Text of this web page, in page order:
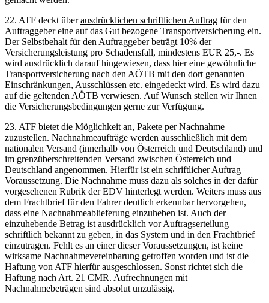
22. ATF deckt überausdrücklichen schriftlichen Auftrag für den
Auftraggeber eine auf das Gut bezogene Transportversicherung ein.
Der Selbstbehalt für den Auftraggeber beträgt 10% der
Versicherungsleistung pro Schadensfall, mindestens EUR 25,-. Es
wird ausdrücklich darauf hingewiesen, dass hier eine gewöhnliche
Transportversicherung nach den AÖTB mit den dort genannten
Einschränkungen, Ausschlüssen etc. eingedeckt wird. Es wird dazu
auf die geltenden AÖTB verwiesen. Auf Wunsch stellen wir Ihnen
die Versicherungsbedingungen gerne zur Verfügung.
23. ATF bietet die Möglichkeit an, Pakete per Nachnahme
zuzustellen. Nachnahmeaufträge werden ausschließlich mit dem
nationalen Versand (innerhalb von Österreich und Deutschland) und
im grenzüberschreitenden Versand zwischen Österreich und
Deutschland angenommen. Hierfür ist ein schriftlicher Auftrag
Voraussetzung. Die Nachnahme muss dazu als solches in der dafür
vorgesehenen Rubrik der EDV hinterlegt werden. Weiters muss aus
dem Frachtbrief für den Fahrer deutlich erkennbar hervorgehen,
dass eine Nachnahmeablieferung einzuheben ist. Auch der
einzuhebende Betrag ist ausdrücklich vor Auftragserteilung
schriftlich bekannt zu geben, in das System und in den Frachtbrief
einzutragen. Fehlt es an einer dieser Voraussetzungen, ist keine
wirksame Nachnahmevereinbarung getroffen worden und ist die
Haftung von ATF hierfür ausgeschlossen. Sonst richtet sich die
Haftung nach Art. 21 CMR. Aufrechnungen mit
Nachnahmebeträgen sind absolut unzulässig.